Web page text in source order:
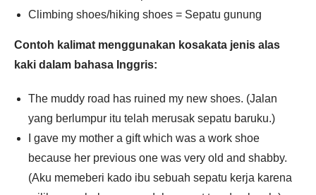
Climbing shoes/hiking shoes = Sepatu gunung
Contoh kalimat menggunakan kosakata jenis alas
kaki dalam bahasa Inggris:
The muddy road has ruined my new shoes. (Jalan
yang berlumpur itu telah merusak sepatu baruku.)
I gave my mother a gift which was a work shoe
because her previous one was very old and shabby.
(Aku memeberi kado ibu sebuah sepatu kerja karena